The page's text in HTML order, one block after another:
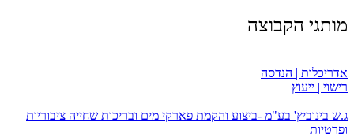
מותגי הקבוצה
אדריכלות | הנדסה
רישוי | ייעוץ
ג.ש בינוביץ' בע"מ -ביצוע והקמת פארקי מים ובריכות שחייה ציבוריות
ופרטיות